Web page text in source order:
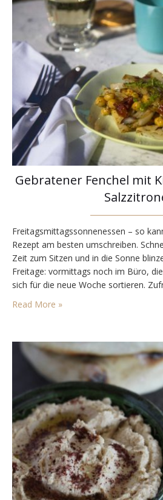
Gebratener Fenchel mit
Freitagsmittagssonnenessen – so
Rezept am besten umschreiben.
Zeit zum Sitzen und in die Sonne
Freitage: vormittags noch im Büro,
sich für die neue Woche sortieren.
man geschafft hat. Dann die
Pläne schmieden, Ausflüge
Read More »